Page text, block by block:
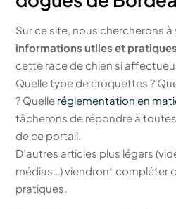
Sur ce site, nous chercherons
informations utiles et pratiques
cette race de chien si
Quelle type de croquettes ?
? Quelle réglementation en
tâcherons de répondre à
de ce portail.
D’autres articles plus légers
médias…) viendront compléter
pratiques.